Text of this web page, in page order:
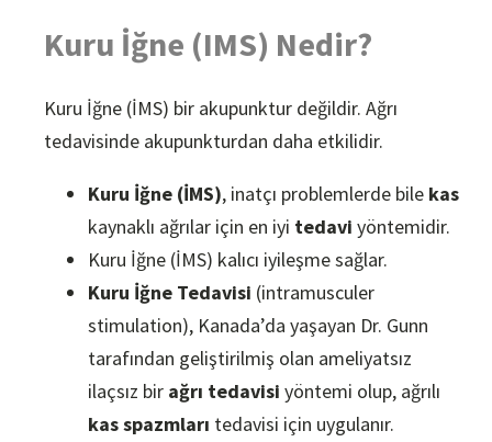
Kuru İğne (IMS) Nedir?
Kuru İğne (İMS) bir akupunktur değildir. Ağrı
tedavisinde akupunkturdan daha etkilidir.
Kuru İğne (İMS), inatçı problemlerde bile kas
kaynaklı ağrılar için en iyi tedavi yöntemidir.
Kuru İğne (İMS) kalıcı iyileşme sağlar.
Kuru İğne Tedavisi (intramusculer
stimulation), Kanada’da yaşayan Dr. Gunn
tarafından geliştirilmiş olan ameliyatsız
ilaçsız bir ağrı tedavisi yöntemi olup, ağrılı
kas spazmları tedavisi için uygulanır.